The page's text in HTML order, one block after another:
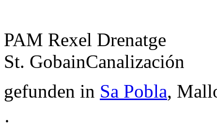
PAM Rexel Drenatge
St. GobainCanalización
gefunden in Sa Pobla,
·